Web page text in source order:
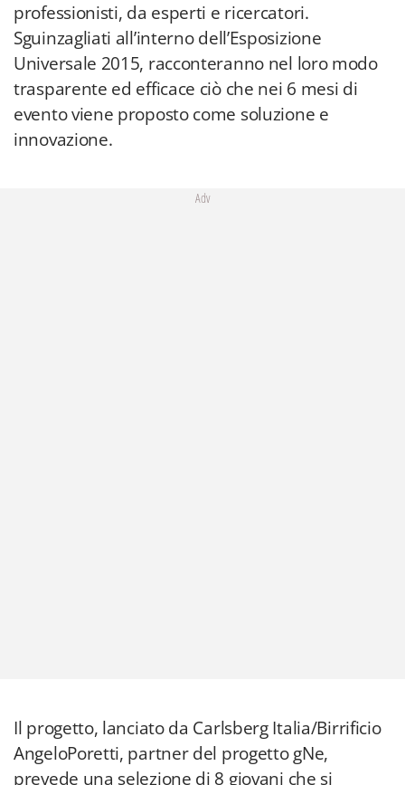
professionisti, da esperti e ricercatori.
Sguinzagliati all’interno dell’Esposizione
Universale 2015, racconteranno nel loro modo
trasparente ed efficace ciò che nei 6 mesi di
evento viene proposto come soluzione e
innovazione.
Adv
Il progetto, lanciato da Carlsberg Italia/Birrificio
AngeloPoretti, partner del progetto gNe,
prevede una selezione di 8 giovani che si